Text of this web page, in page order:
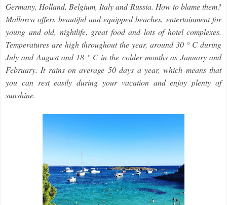
Germany, Holland, Belgium, Italy and Russia. How to blame them?
Mallorca offers beautiful and equipped beaches, entertainment for
young and old, nightlife, great food and lots of hotel complexes.
Temperatures are high throughout the year, around 30 ° C during
July and August and 18 ° C in the colder months as January and
February. It rains on average 50 days a year, which means that
you can rest easily during your vacation and enjoy plenty of
sunshine.